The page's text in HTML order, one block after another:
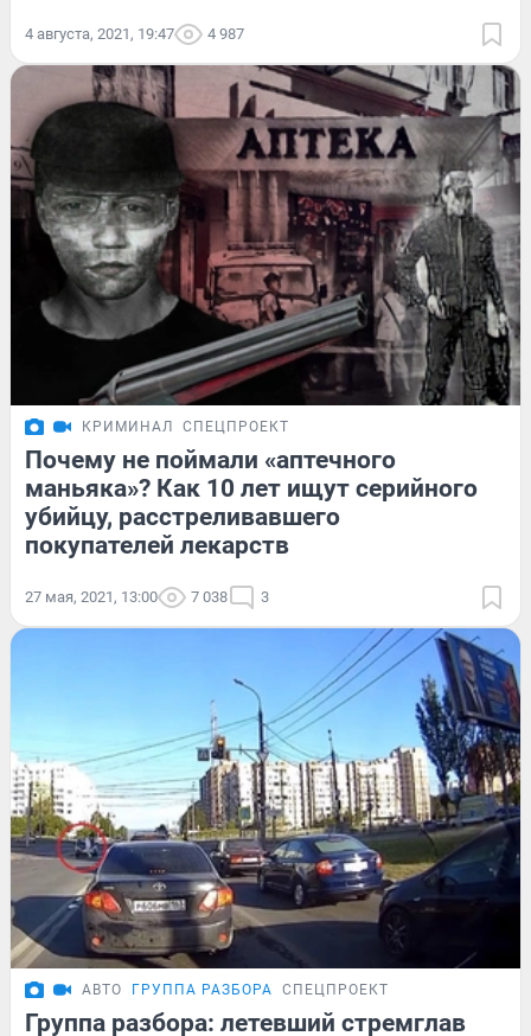
4 августа, 2021, 19:47 4 987
КРИМИНАЛ СПЕЦПРОЕКТ
Почему не поймали «аптечного
маньяка»? Как 10 лет ищут серийного
убийцу, расстреливавшего
покупателей лекарств
27 мая, 2021, 13:00 7 038 3
АВТО ГРУППА РАЗБОРА СПЕЦПРОЕКТ
Группа разбора: летевший стремглав